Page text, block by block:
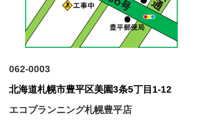
062-0003
北海道札幌市豊平区美園3条5丁目1-12
エコプランニング札幌豊平店